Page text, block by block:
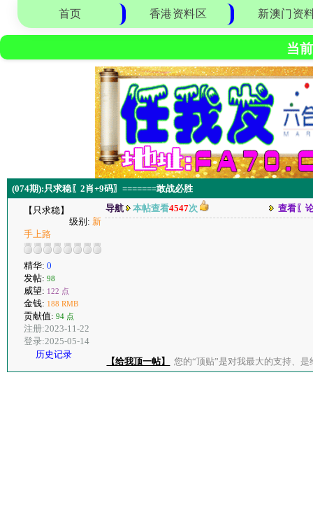
首页 香港资料区 新澳门资
当
(074期):只求稳〖2肖+9码〗=======敢战必胜
【只求稳】
级别: 新
手上路
精华: 0
发帖: 98
威望: 122 点
金钱: 188 RMB
贡献值: 94 点
注册:2023-11-22
登录:2025-05-14
历史记录
导航 本帖查看4547次 查看〖
【给我顶一帖】 您的“顶贴”是对我最大的支持、